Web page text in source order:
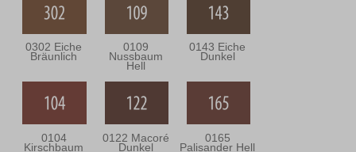
0302 Eiche
Bräunlich
0109
Nussbaum
Hell
0143 Eiche
Dunkel
0104
Kirschbaum
0122 Macoré
Dunkel
0165
Palisander Hell